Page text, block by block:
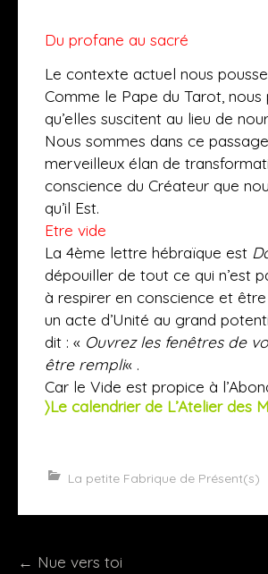
Du profane au sacré
Le contexte actuel nous
Comme le Pape du Tarot,
qu’elles suscitent au lieu de
Nous sommes dans ce
merveilleux élan de
conscience du Créateur que
qu’il Est.
Etre vide
La 4ème lettre hébraïque est
dépouiller de tout ce qui n’est
à respirer en conscience et
un acte d’Unité au grand
dit : « Ouvrez les fenêtres de
être rempli« .
Car le Vide est propice à
〉Le calendrier de L’Atelier des
La petite Fabrique de Présent(s)
Post
← Nue vers toi